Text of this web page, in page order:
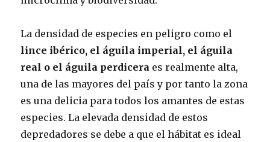
La densidad de especies en peligro como el
lince ibérico, el águila imperial, el águila
real o el águila perdicera es realmente alta,
una de las mayores del país y por tanto la zona
es una delicia para todos los amantes de estas
especies. La elevada densidad de estos
depredadores se debe a que el hábitat es ideal